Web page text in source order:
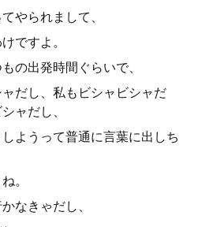
やられまして、
ですよ。
の出発時間ぐらいで、
だし、私もビシャビシャだ
ャだし、
ようって普通に言葉に出しち
。
なきゃだし、